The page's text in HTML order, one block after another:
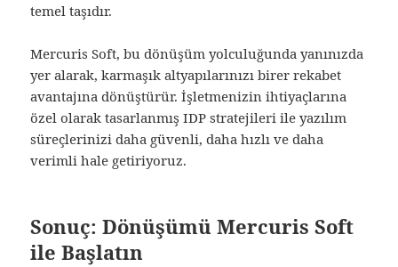
temel taşıdır.
Mercuris Soft, bu dönüşüm yolculuğunda yanınızda
yer alarak, karmaşık altyapılarınızı birer rekabet
avantajına dönüştürür. İşletmenizin ihtiyaçlarına
özel olarak tasarlanmış IDP stratejileri ile yazılım
süreçlerinizi daha güvenli, daha hızlı ve daha
verimli hale getiriyoruz.
Sonuç: Dönüşümü Mercuris Soft
ile Başlatın